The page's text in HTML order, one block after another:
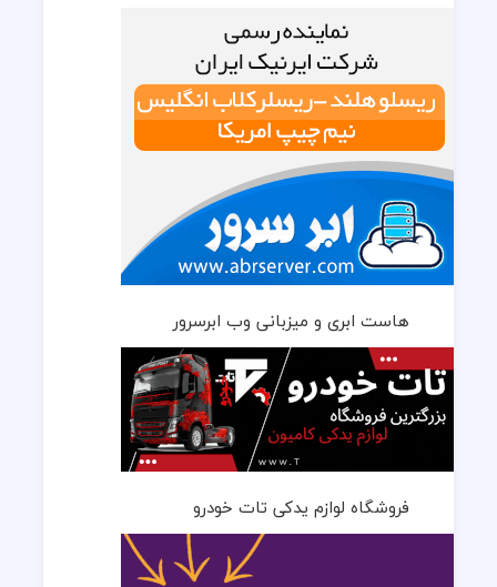
هاست ابری و میزبانی وب ابرسرور
فروشگاه لوازم یدکی تات خودرو